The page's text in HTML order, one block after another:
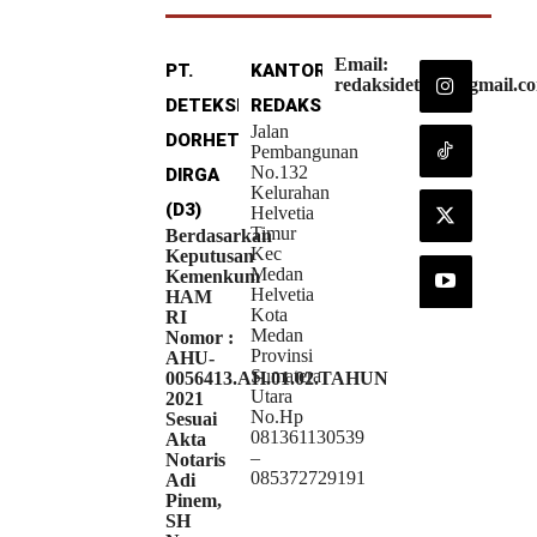
PT.
DETEKSI
DORHETA
DIRGA
(D3)
Berdasarkan
Keputusan
Kemenkum
HAM
RI
Nomor :
AHU-
0056413.AH.01.02.TAHUN
2021
Sesuai
Akta
Notaris
Adi
Pinem,
SH
KANTOR
REDAKSI
Jalan
Pembangunan
No.132
Kelurahan
Helvetia
Timur
Kec
Medan
Helvetia
Kota
Medan
Provinsi
Sumatera
Utara
No.Hp
081361130539
–
085372729191
Email: